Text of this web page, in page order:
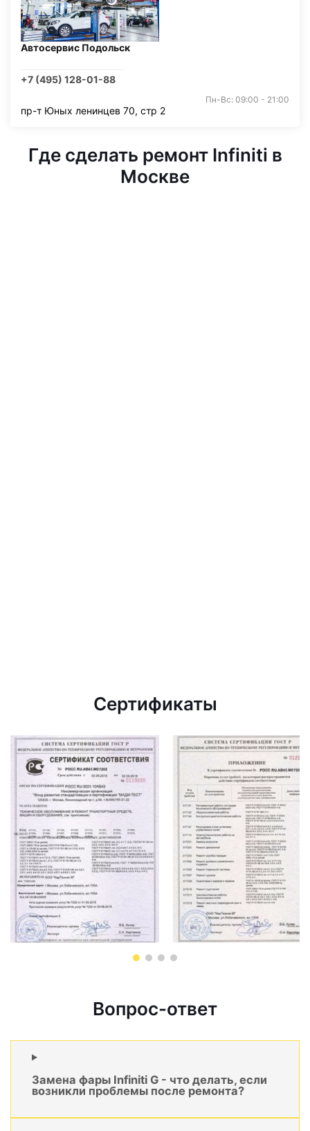
Автосервис Подольск
+7 (495) 128-01-88
Пн-Вс: 09:00 - 21:00
пр-т Юных ленинцев 70, стр 2
Где сделать ремонт Infiniti в
Москве
Сертификаты
Вопрос-ответ
Замена фары Infiniti G - что делать, если
возникли проблемы после ремонта?